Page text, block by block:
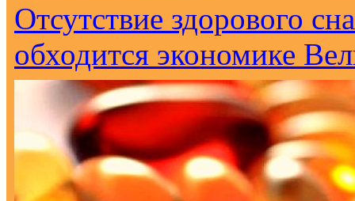
Отсутствие здорового
обходится экономике